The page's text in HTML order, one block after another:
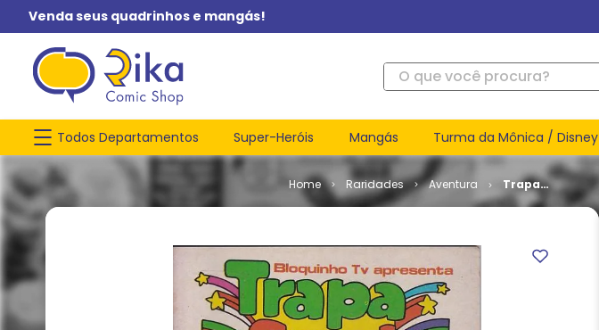
Venda seus quadrinhos e mangás!
O que você procura?
Todos Departamentos Super-Heróis Mangás Turma da Mônica / Disney
Raridades Aventura
Trapa
Suat # 5